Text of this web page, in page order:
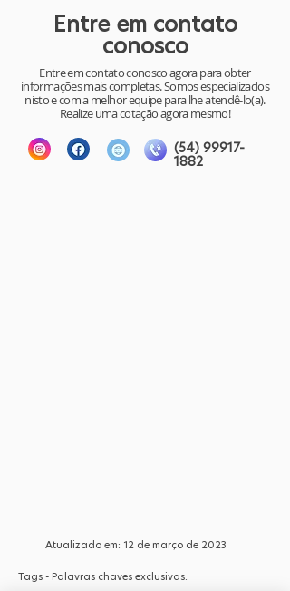
Entre em contato
conosco
Entre em contato conosco agora para obter
informações mais completas. Somos especializados
nisto e com a melhor equipe para lhe atendê-lo(a).
Realize uma cotação agora mesmo!
(54) 99917-
1882
Atualizado em: 12 de março de 2023
Tags - Palavras chaves exclusivas: